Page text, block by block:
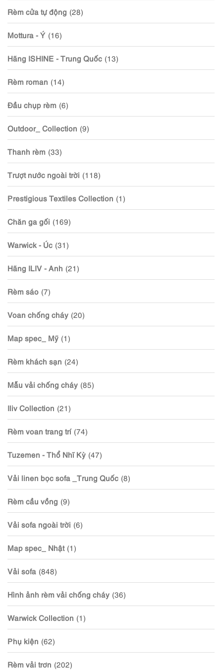
Rèm cửa tự động (28)
Mottura - Ý (16)
Hãng ISHINE - Trung Quốc (13)
Rèm roman (14)
Đầu chụp rèm (6)
Outdoor_ Collection (9)
Thanh rèm (33)
Trượt nước ngoài trời (118)
Prestigious Textiles Collection (1)
Chăn ga gối (169)
Warwick - Úc (31)
Hãng ILIV - Anh (21)
Rèm sáo (7)
Voan chống cháy (20)
Map spec_ Mỹ (1)
Rèm khách sạn (24)
Mẫu vải chống cháy (85)
Iliv Collection (21)
Rèm voan trang trí (74)
Tuzemen - Thổ Nhĩ Kỳ (47)
Vải linen bọc sofa _Trung Quốc (8)
Rèm cầu vồng (9)
Vải sofa ngoài trời (6)
Map spec_ Nhật (1)
Vải sofa (848)
Hình ảnh rèm vải chống cháy (36)
Warwick Collection (1)
Phụ kiện (62)
Rèm vải trơn (202)